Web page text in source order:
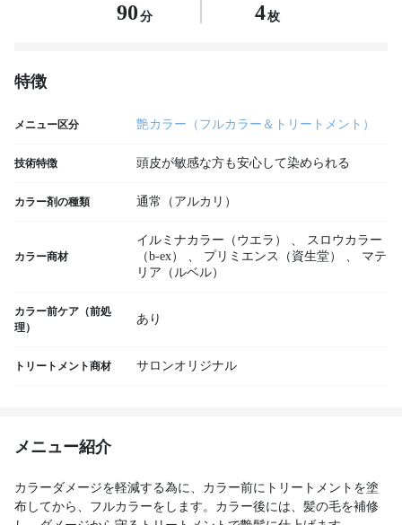
90 分 4枚
特徴
メニュー区分 艶カラー（フルカラー＆トリートメント）
技術特徴 頭皮が敏感な方も安心して染められる
カラー剤の種類 通常（アルカリ）
カラー商材
イルミナカラー（ウエラ） 、
スロウカラー
（b-ex）
、 プリミエンス（資生堂） 、
マテ
リア（ルベル）
カラー前ケア（前処
理）
あり
トリートメント商材 サロンオリジナル
メニュー紹介
カラーダメージを軽減する為に、カラー前にトリートメントを塗
布してから、フルカラーをします。カラー後には、髪の毛を補修